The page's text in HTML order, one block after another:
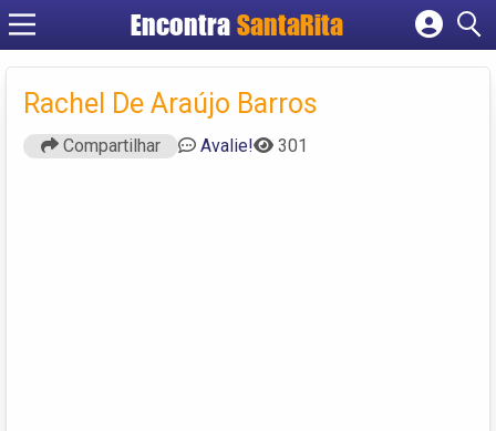
EncontraSantaRita
Cadastrar empresa
Criar conta
Rachel De Araújo Barros
Compartilhar Avalie! 301